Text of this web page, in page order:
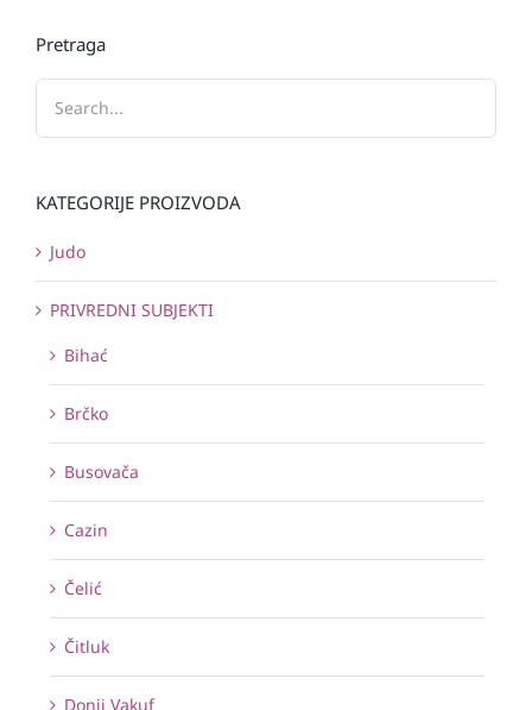
Pretraga
KATEGORIJE PROIZVODA
Judo
PRIVREDNI SUBJEKTI
Bihać
Brčko
Busovača
Cazin
Čelić
Čitluk
Donji Vakuf